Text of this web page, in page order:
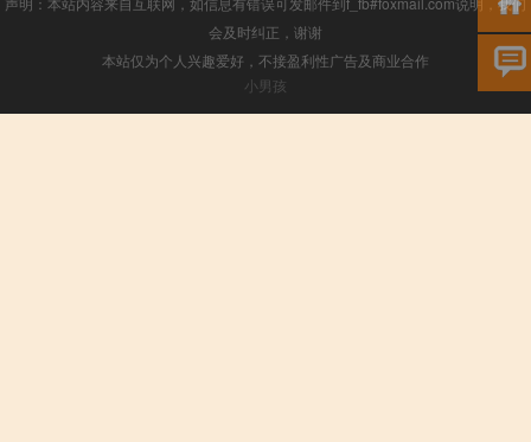
会及时纠正，谢谢
本站仅为个人兴趣爱好，不接盈利性广告及商业合作
小男孩